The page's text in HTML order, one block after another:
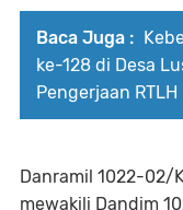
Baca Juga :
ke-128 di Desa
Pengerjaan RTLH
Danramil 1022-02/
mewakili Dandim